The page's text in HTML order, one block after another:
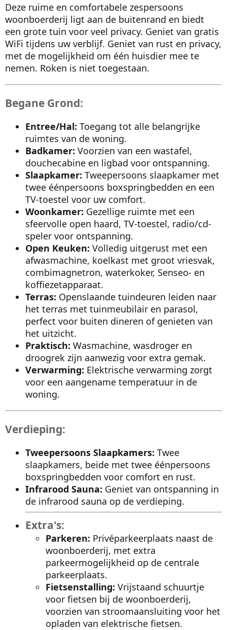
Deze ruime en comfortabele zespersoons
woonboerderij ligt aan de buitenrand en biedt
een grote tuin voor veel privacy. Geniet van gratis
WiFi tijdens uw verblijf. Geniet van rust en privacy,
met de mogelijkheid om één huisdier mee te
nemen. Roken is niet toegestaan.
Begane Grond:
Entree/Hal: Toegang tot alle belangrijke
ruimtes van de woning.
Badkamer: Voorzien van een wastafel,
douchecabine en ligbad voor ontspanning.
Slaapkamer: Tweepersoons slaapkamer met
twee éénpersoons boxspringbedden en een
TV-toestel voor uw comfort.
Woonkamer: Gezellige ruimte met een
sfeervolle open haard, TV-toestel, radio/cd-
speler voor ontspanning.
Open Keuken: Volledig uitgerust met een
afwasmachine, koelkast met groot vriesvak,
combimagnetron, waterkoker, Senseo- en
koffiezetapparaat.
Terras: Openslaande tuindeuren leiden naar
het terras met tuinmeubilair en parasol,
perfect voor buiten dineren of genieten van
het uitzicht.
Praktisch: Wasmachine, wasdroger en
droogrek zijn aanwezig voor extra gemak.
Verwarming: Elektrische verwarming zorgt
voor een aangename temperatuur in de
woning.
Verdieping:
Tweepersoons Slaapkamers: Twee
slaapkamers, beide met twee éénpersoons
boxspringbedden voor comfort en rust.
Infrarood Sauna: Geniet van ontspanning in
de infrarood sauna op de verdieping.
Extra's:
Parkeren: Privéparkeerplaats naast de
woonboerderij, met extra
parkeermogelijkheid op de centrale
parkeerplaats.
Fietsenstalling: Vrijstaand schuurtje
voor fietsen bij de woonboerderij,
voorzien van stroomaansluiting voor het
opladen van elektrische fietsen.